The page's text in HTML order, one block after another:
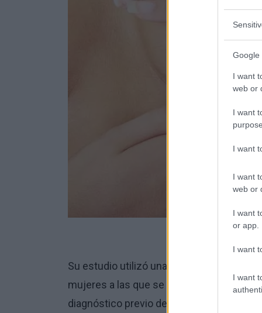
Google
I want
web or
I want
I want
I want
web or
I want
or app.
I want
I want
Su estudio utilizó una base de datos de
mujeres a las que se diagnosticó cáncer
diagnóstico previo de demencia ni